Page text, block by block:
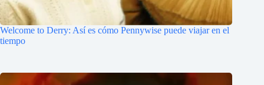
Welcome to Derry: Así es cómo Pennywise puede viajar en el
tiempo